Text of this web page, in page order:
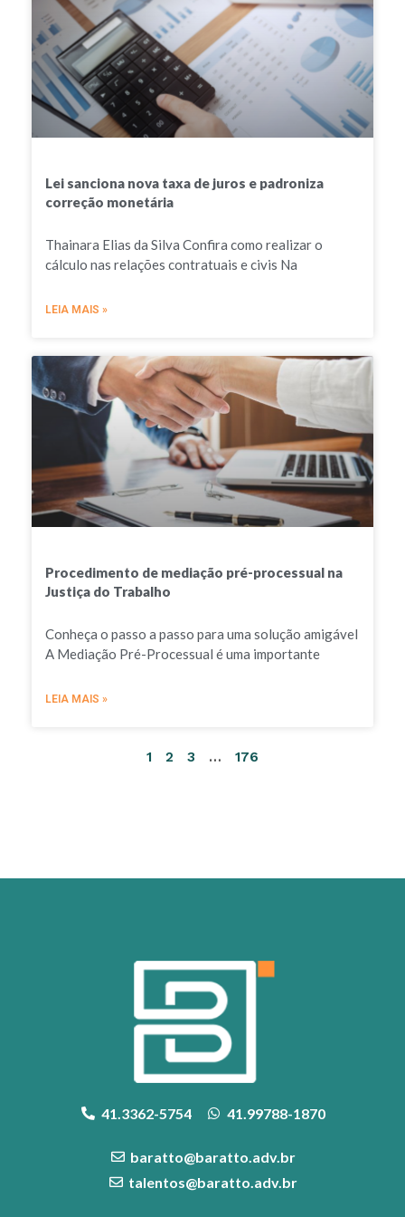
Lei sanciona nova taxa de juros e padroniza
correção monetária
Thainara Elias da Silva Confira como realizar o
cálculo nas relações contratuais e civis Na
LEIA MAIS »
Procedimento de mediação pré-processual na
Justiça do Trabalho
Conheça o passo a passo para uma solução amigável
A Mediação Pré-Processual é uma importante
LEIA MAIS »
1 2 3 … 176
41.3362-5754 41.99788-1870
baratto@baratto.adv.br
talentos@baratto.adv.br